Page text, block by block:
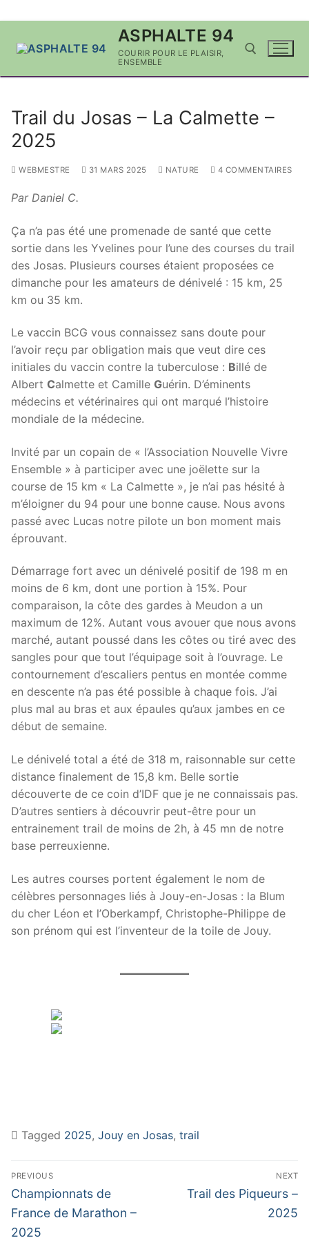
ASPHALTE 94
COURIR POUR LE PLAISIR,
ENSEMBLE
Trail du Josas – La Calmette –
2025
WEBMESTRE 31 MARS 2025 NATURE 4 COMMENTAIRES
Par Daniel C.
Ça n’a pas été une promenade de santé que cette
sortie dans les Yvelines pour l’une des courses du trail
des Josas. Plusieurs courses étaient proposées ce
dimanche pour les amateurs de dénivelé : 15 km, 25
km ou 35 km.
Le vaccin BCG vous connaissez sans doute pour
l’avoir reçu par obligation mais que veut dire ces
initiales du vaccin contre la tuberculose : Billé de
Albert Calmette et Camille Guérin. D’éminents
médecins et vétérinaires qui ont marqué l’histoire
mondiale de la médecine.
Invité par un copain de « l’Association Nouvelle Vivre
Ensemble » à participer avec une joëlette sur la
course de 15 km « La Calmette », je n’ai pas hésité à
m’éloigner du 94 pour une bonne cause. Nous avons
passé avec Lucas notre pilote un bon moment mais
éprouvant.
Démarrage fort avec un dénivelé positif de 198 m en
moins de 6 km, dont une portion à 15%. Pour
comparaison, la côte des gardes à Meudon a un
maximum de 12%. Autant vous avouer que nous avons
marché, autant poussé dans les côtes ou tiré avec des
sangles pour que tout l’équipage soit à l’ouvrage. Le
contournement d’escaliers pentus en montée comme
en descente n’a pas été possible à chaque fois. J’ai
plus mal au bras et aux épaules qu’aux jambes en ce
début de semaine.
Le dénivelé total a été de 318 m, raisonnable sur cette
distance finalement de 15,8 km. Belle sortie
découverte de ce coin d’IDF que je ne connaissais pas.
D’autres sentiers à découvrir peut-être pour un
entrainement trail de moins de 2h, à 45 mn de notre
base perreuxienne.
Les autres courses portent également le nom de
célèbres personnages liés à Jouy-en-Josas : la Blum
du cher Léon et l’Oberkampf, Christophe-Philippe de
son prénom qui est l’inventeur de la toile de Jouy.
Tagged 2025, Jouy en Josas, trail
Navigation
de
l’article
PREVIOUS
Previous
post:
Championnats de
France de Marathon –
2025
NEXT
Next
Trail des Piqueurs –
2025